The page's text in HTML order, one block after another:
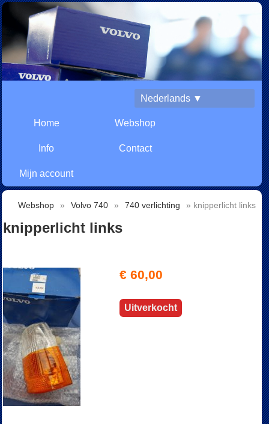
Nederlands ▼
Home Webshop
Info Contact
Mijn account
Webshop » Volvo 740 » 740 verlichting » knipperlicht links
knipperlicht links
€ 60,00
Uitverkocht